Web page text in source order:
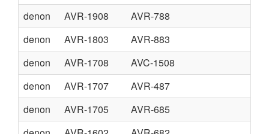
denon
AVR-1908
AVR-788
denon
AVR-1803
AVR-883
denon
AVR-1708
AVC-1508
denon
AVR-1707
AVR-487
denon
AVR-1705
AVR-685